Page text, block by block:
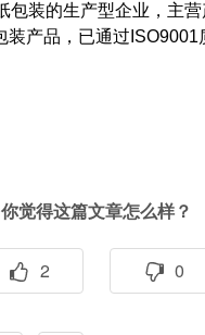
装的生产型企业，主营
产品，已通过
你觉得这篇文章怎么样？
2 0